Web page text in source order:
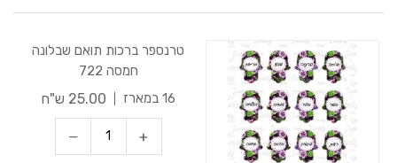
טרנספר ברכות תואם שבלונה
חמסה 722
16 במארז
25.00 ש"ח